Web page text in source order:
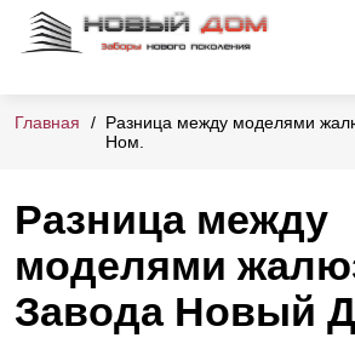
Главная
Разница между моделями
Ном.
Разница между
моделями
Завода Новый